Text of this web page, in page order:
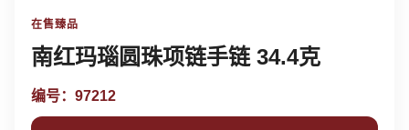
在售臻品
南红玛瑙圆珠项链手链 34.4克
编号：97212